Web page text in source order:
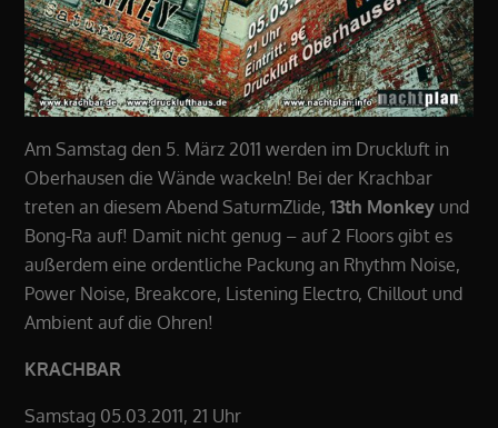
Am Samstag den 5. März 2011 werden im Druckluft in
Oberhausen die Wände wackeln! Bei der Krachbar
treten an diesem Abend SaturmZlide,13th Monkey und
Bong-Ra auf! Damit nicht genug – auf 2 Floors gibt es
außerdem eine ordentliche Packung an Rhythm Noise,
Power Noise, Breakcore, Listening Electro, Chillout und
Ambient auf die Ohren!
KRACHBAR
Samstag 05.03.2011, 21 Uhr